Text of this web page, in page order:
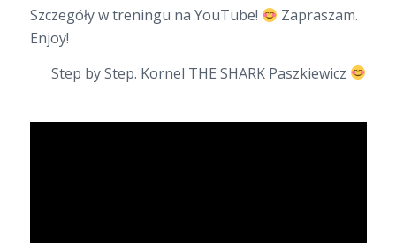
Szczegóły w treningu na YouTube!
Zapraszam.
Enjoy!
Step by Step. Kornel THE SHARK Paszkiewicz